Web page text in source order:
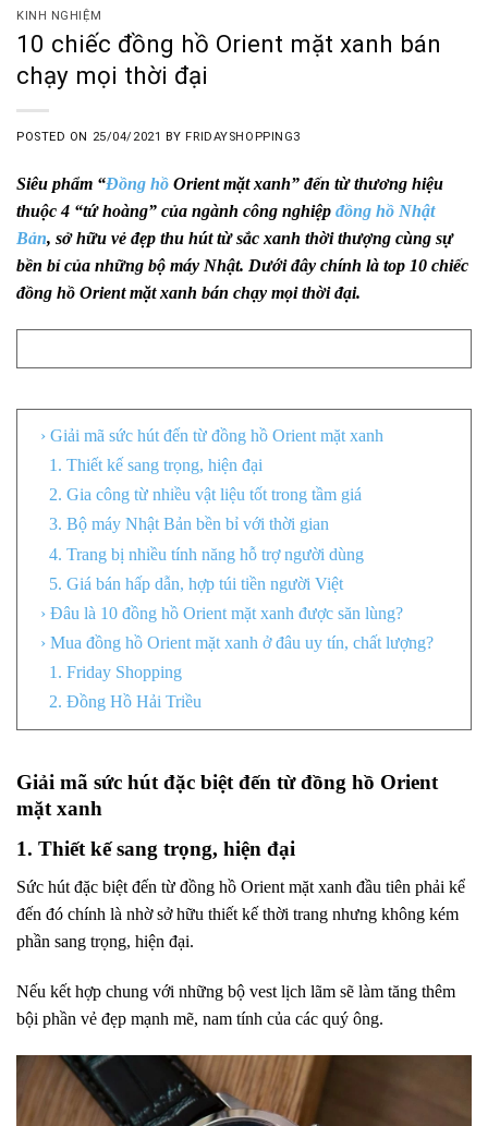
KINH NGHIỆM
10 chiếc đồng hồ Orient mặt xanh bán
chạy mọi thời đại
POSTED ON 25/04/2021 BY FRIDAYSHOPPING3
Siêu phẩm “Đồng hồ Orient mặt xanh” đến từ thương hiệu
thuộc 4 “tứ hoàng” của ngành công nghiệp đồng hồ Nhật
Bản, sở hữu vẻ đẹp thu hút từ sắc xanh thời thượng cùng sự
bền bỉ của những bộ máy Nhật. Dưới đây chính là top 10 chiếc
đồng hồ Orient mặt xanh bán chạy mọi thời đại.
› Giải mã sức hút đến từ đồng hồ Orient mặt xanh
1. Thiết kế sang trọng, hiện đại
2. Gia công từ nhiều vật liệu tốt trong tầm giá
3. Bộ máy Nhật Bản bền bỉ với thời gian
4. Trang bị nhiều tính năng hỗ trợ người dùng
5. Giá bán hấp dẫn, hợp túi tiền người Việt
› Đâu là 10 đồng hồ Orient mặt xanh được săn lùng?
› Mua đồng hồ Orient mặt xanh ở đâu uy tín, chất lượng?
1. Friday Shopping
2. Đồng Hồ Hải Triều
Giải mã sức hút đặc biệt đến từ đồng hồ Orient
mặt xanh
1. Thiết kế sang trọng, hiện đại
Sức hút đặc biệt đến từ đồng hồ Orient mặt xanh đầu tiên phải kể
đến đó chính là nhờ sở hữu thiết kế thời trang nhưng không kém
phần sang trọng, hiện đại.
Nếu kết hợp chung với những bộ vest lịch lãm sẽ làm tăng thêm
bội phần vẻ đẹp mạnh mẽ, nam tính của các quý ông.